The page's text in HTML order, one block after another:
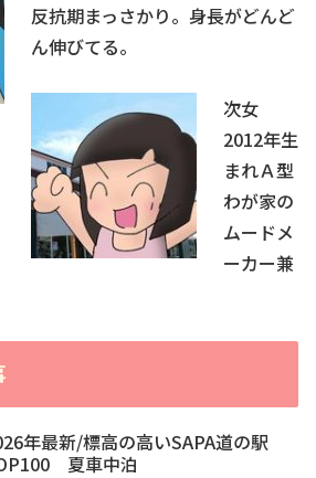
反抗期まっさかり。身長がどんど
ん伸びてる。
次女
2012年生
まれＡ型
わが家の
ムードメ
ーカー兼
年最新/標高の高いSAPA道の駅
夏車中泊